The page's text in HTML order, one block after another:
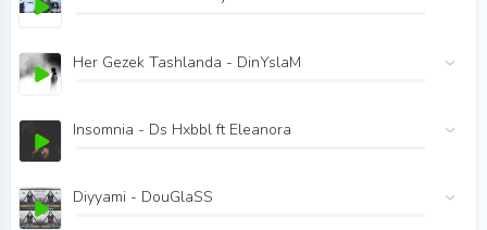
Her Gezek Tashlanda - DinYslaM
Insomnia - Ds Hxbbl ft Eleanora
Diyyami - DouGlaSS